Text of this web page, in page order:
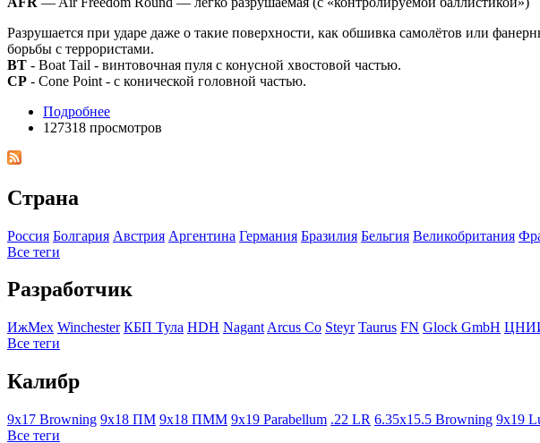
Разрушается при ударе даже о такие поверхности, как обшивка самолётов или
борьбы с террористами.
BT - Boat Tail - винтовочная пуля с конусной хвостовой частью.
CP - Cone Point - с конической головной частью.
Подробнее
127318 просмотров
Страна
Росcия Болгария Австрия Аргентина Германия Бразилия Бельгия Великобритания
Все теги
Разработчик
ИжМех Winchester КБП Тула HDH Nagant Arcus Co Steyr Taurus FN Glock GmbH
Все теги
Калибр
9x17 Browning 9x18 ПМ 9x18 ПММ 9x19 Parabellum .22 LR 6.35x15.5 Browning 9x19
Все теги